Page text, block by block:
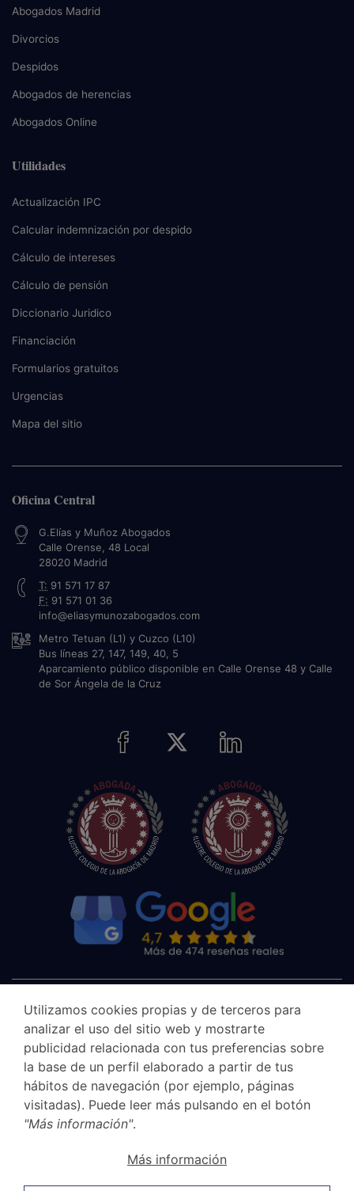
Abogados Madrid
Divorcios
Despidos
Abogados de herencias
Abogados Online
Utilidades
Actualización IPC
Calcular indemnización por despido
Cálculo de intereses
Cálculo de pensión
Diccionario Juridico
Financiación
Formularios gratuitos
Urgencias
Mapa del sitio
Oficina Central
G.Elías y Muñoz Abogados
Calle Orense, 48 Local
28020 Madrid
T: 91 571 17 87
F: 91 571 01 36
info@eliasymunozabogados.com
Metro Tetuan (L1) y Cuzco (L10)
Bus líneas 27, 147, 149, 40, 5
Aparcamiento público disponible en Calle Orense 48 y Calle
de Sor Ángela de la Cruz
Política de privacidad
Utilizamos cookies propias y de terceros para
analizar el uso del sitio web y mostrarte
publicidad relacionada con tus preferencias sobre
la base de un perfil elaborado a partir de tus
hábitos de navegación (por ejemplo, páginas
visitadas). Puede leer más pulsando en el botón
"Más información".
Más información